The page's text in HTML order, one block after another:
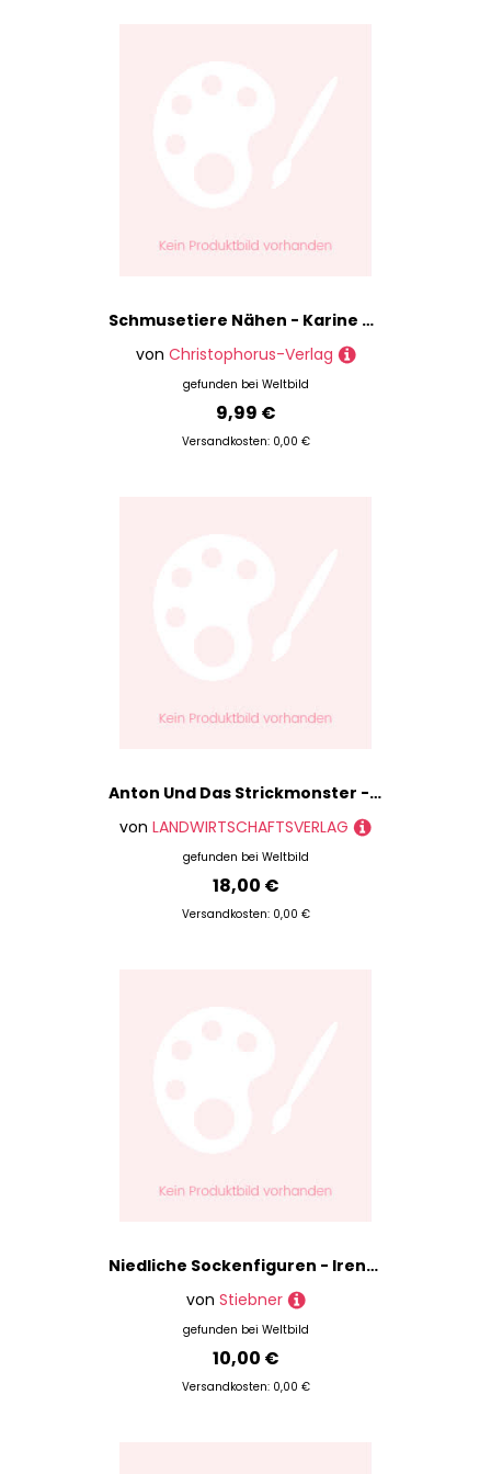
Schmusetiere Nähen - Karine Thiboult-Demessence, Kartoniert (TB)
von Christophorus-Verlag
gefunden bei Weltbild
9,99 €
Versandkosten: 0,00 €
Anton Und Das Strickmonster - Kirsten Orb, Gebunden
von LANDWIRTSCHAFTSVERLAG
gefunden bei Weltbild
18,00 €
Versandkosten: 0,00 €
Niedliche Sockenfiguren - Irene Brischnik, Kartoniert (TB)
von Stiebner
gefunden bei Weltbild
10,00 €
Versandkosten: 0,00 €